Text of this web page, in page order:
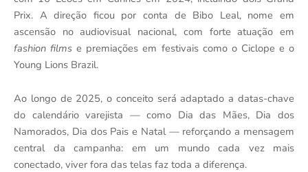
Prix. A direção ficou por conta de Bibo Leal, nome em
ascensão no audiovisual nacional, com forte atuação em
fashion films e premiações em festivais como o Ciclope e o
Young Lions Brazil.
Ao longo de 2025, o conceito será adaptado a datas-chave
do calendário varejista — como Dia das Mães, Dia dos
Namorados, Dia dos Pais e Natal — reforçando a mensagem
central da campanha: em um mundo cada vez mais
conectado, viver fora das telas faz toda a diferença.